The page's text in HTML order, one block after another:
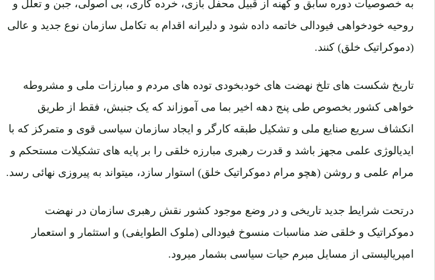
به خصوصیات دوره سابق و کهنه از قبیل محفل بازی، خرده کاری، بی اصولی، جبن و تعلل و
روحیه خودخواهی فیودالی خاتمه داده شود و دلیرانه اقدام به تکامل سازمان نوع جدید و عالی
(دموکراتیک خلق) کنند.
تاریخ شکست های تلخ نهضت های خودبخودی توده های مردم و مبارزات ملی و مشروطه
خواهی کشور بخصوص طی پنج دهه اخیر بما می آموزاند که یک جنبش، فقط از طریق
انکشاف سریع صنایع ملی و تشکیل طبقه کارگر و ایجاد سازمان سیاسی قوی و متمرکز که با
ایدیالوژی علمی مجهز باشد و قدرت رهبری مبارزه خلقی را بر پایه های تشکیلات مستحکم و
مرام علمی و روشن (هچو مرام دموکراتیک خلق) استوار سازد، میتواند به پیروزی نهائی رسد.
درتحت شرایط جدید تاریخی و در وضع موجود کشور نقش رهبری سازمان در نهضت
دموکراتیک و خلقی ضد مناسبات منسوخ فیودالی (ملوک الطوایفی) و استثمار و استعمار
امپریالیستی از مسایل مبرم حیات سیاسی بشمار میرود.